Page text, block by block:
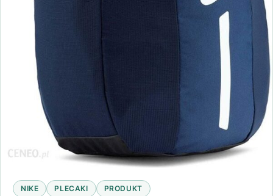
NIKE PLECAKI PRODUKT